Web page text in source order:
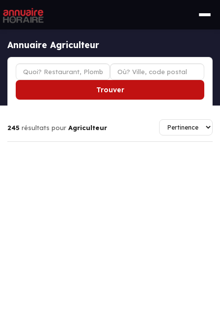
Annuaire Agriculteur
Trouver
245 résultats pour Agriculteur